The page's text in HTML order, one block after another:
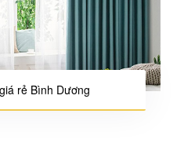
rẻ Bình Dương